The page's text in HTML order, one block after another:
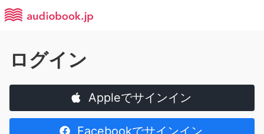
ログイン
Appleでサインイン
Facebookでサインイン